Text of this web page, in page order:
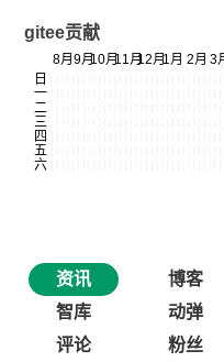
gitee贡献
资讯 博客
智库
动弹
评论
粉丝